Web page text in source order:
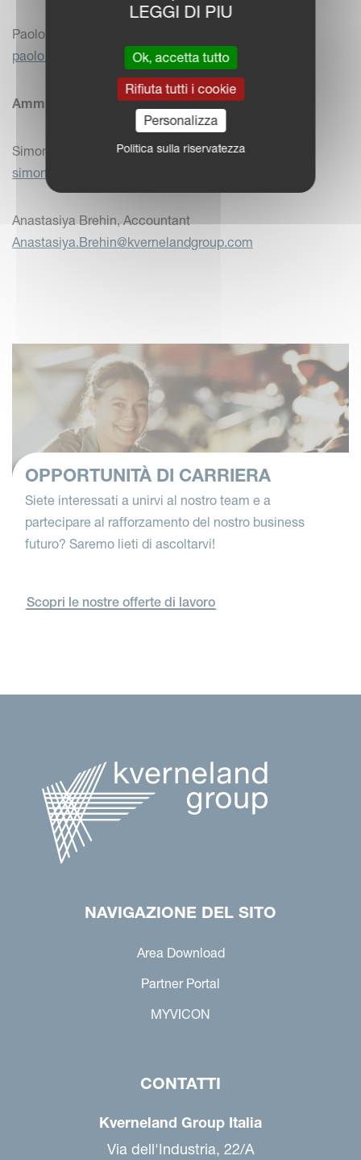
Paolo Cotica, Business Controller
paolo.cotica@kvernelandgroup.com
Amministrazione
Simona Merighetti, Accounting/Suppliers/Bank
simona.merighetti@kvernelandgroup.com
Anastasiya Brehin, Accountant
Anastasiya.Brehin@kvernelandgroup.com
OPPORTUNITÀ DI CARRIERA
Siete interessati a unirvi al nostro team e a
partecipare al rafforzamento del nostro business
futuro? Saremo lieti di ascoltarvi!
Scopri le nostre offerte di lavoro
NAVIGAZIONE DEL SITO
Area Download
Partner Portal
MYVICON
CONTATTI
Kverneland Group Italia
Via dell'Industria, 22/A
LEGGI DI PIU
Ok, accetta tutto
Rifiuta tutti i cookie
Personalizza
Politica sulla riservatezza